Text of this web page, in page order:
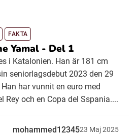
FAKTA
Yamal - Del 1
i Katalonien. Han är 181 cm
seniorlagsdebut 2023 den 29
har vunnit en euro med
Rey och en Copa del Sspania....
mohammed1234523 Maj2025